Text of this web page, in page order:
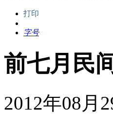
打印
字号
前七月民
2012年08月